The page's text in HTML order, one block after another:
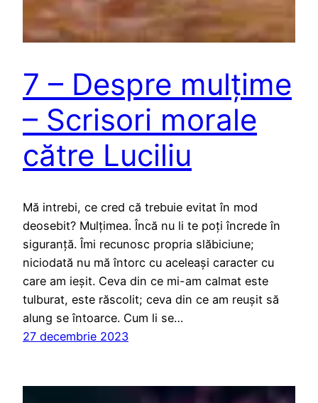
7 – Despre mulțime
– Scrisori morale
către Luciliu
Mă intrebi, ce cred că trebuie evitat în mod
deosebit? Mulțimea. Încă nu li te poți încrede în
siguranță. Îmi recunosc propria slăbiciune;
niciodată nu mă întorc cu aceleași caracter cu
care am ieșit. Ceva din ce mi-am calmat este
tulburat, este răscolit; ceva din ce am reușit să
alung se întoarce. Cum li se…
27 decembrie 2023